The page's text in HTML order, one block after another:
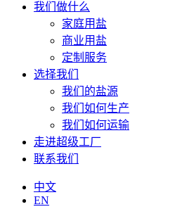
我们做什么
家庭用盐
商业用盐
定制服务
选择我们
我们的盐源
我们如何生产
我们如何运输
走进超级工厂
联系我们
中文
EN